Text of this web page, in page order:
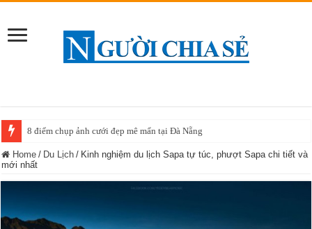
Em muốn làm trong môi trường chuyện nghiệp!!
Home / Du Lịch / Kinh nghiệm du lịch Sapa tự túc, phượt Sapa chi tiết và
mới nhất